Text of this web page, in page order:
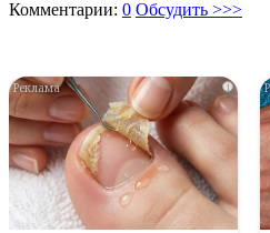
Комментарии: 0 Обсудить >>>
i